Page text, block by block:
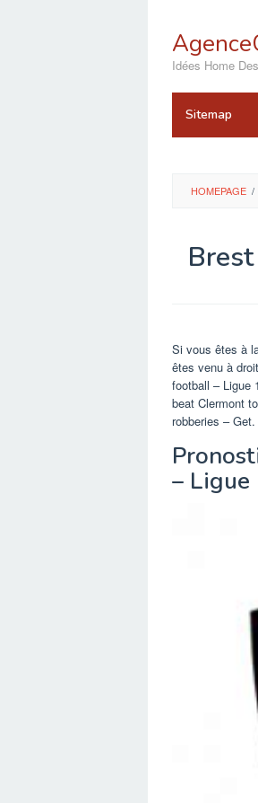
content
Idées Home
Sitemap
HOMEPAGE /
Si vous êtes à
êtes venu à
football – Ligue
beat Clermont
robberies –
–